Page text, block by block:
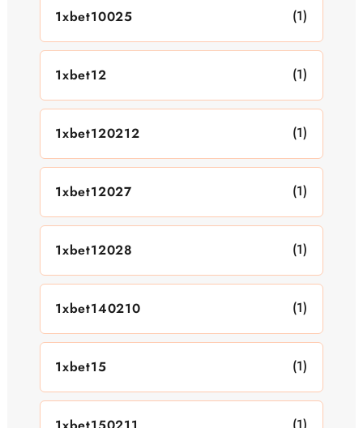
1xbet10025 (1)
1xbet12 (1)
1xbet120212 (1)
1xbet12027 (1)
1xbet12028 (1)
1xbet140210 (1)
1xbet15 (1)